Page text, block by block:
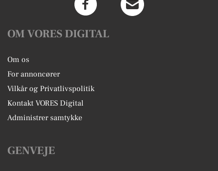
OM VORES DIGITAL
Om os
For annoncører
Vilkår og Privatlivspolitik
Kontakt VORES Digital
Administrer samtykke
GENVEJE